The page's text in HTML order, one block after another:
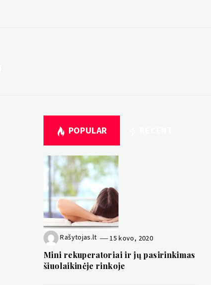
POPULAR
Rašytojas.lt 15 kovo, 2020
Mini rekuperatoriai ir jų pasirinkimas
šiuolaikinėje rinkoje